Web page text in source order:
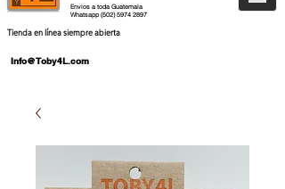
Envios a toda Guatemala
Whatsapp(502) 5974 2897
Tienda en línea siempre abierta
Info@Toby4L.com